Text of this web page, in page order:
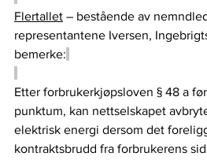
Flertallet – bestående av
representantene Iversen,
bemerke:
Etter forbrukerkjøpsloven § 48 a
punktum, kan nettselskapet
elektrisk energi dersom det
kontraktsbrudd fra forbrukerens